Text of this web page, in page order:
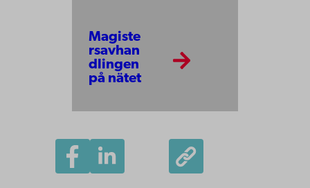
Magiste
rsavhan
dlingen
på nätet